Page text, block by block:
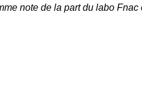
note de la part du labo